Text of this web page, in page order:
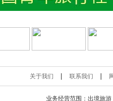
关于我们 | 联系我们 |
业务经营范围：出境旅